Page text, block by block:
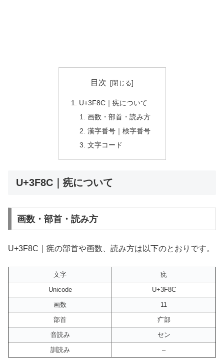
目次
U+3F8C｜㾌について
画数・部首・読み方
漢字番号｜検字番号
文字コード
U+3F8C｜㾌について
画数・部首・読み方
U+3F8C｜㾌の部首や画数、読み方は以下のとおりです。
文字
㾌
Unicode
U+3F8C
画数
11
部首
疒部
音読み
セン
訓読み
–